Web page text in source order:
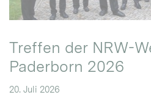
Treffen der NRW-
Paderborn 2026
20. Juli 2026